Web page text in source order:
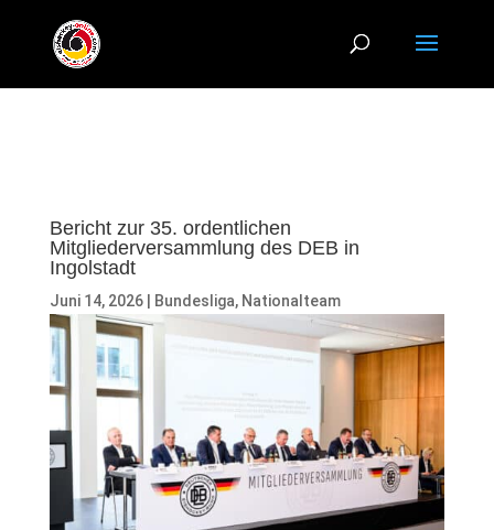
Bericht zur 35. ordentlichen
Mitgliederversammlung des DEB in
Ingolstadt
Juni 14, 2026| Bundesliga, Nationalteam